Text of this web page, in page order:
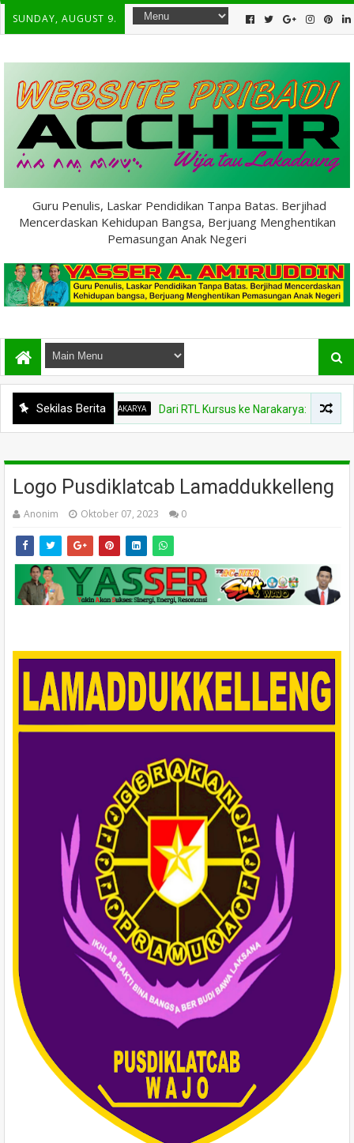
SUNDAY, AUGUST 9.
Guru Penulis, Laskar Pendidikan Tanpa Batas. Berjihad
Mencerdaskan Kehidupan Bangsa, Berjuang Menghentikan
Pemasungan Anak Negeri
Sekilas Berita
NARAKARYA Dari RTL Kursus ke Narakarya: Menutup
Logo Pusdiklatcab Lamaddukkelleng
Anonim Oktober 07, 2023 0